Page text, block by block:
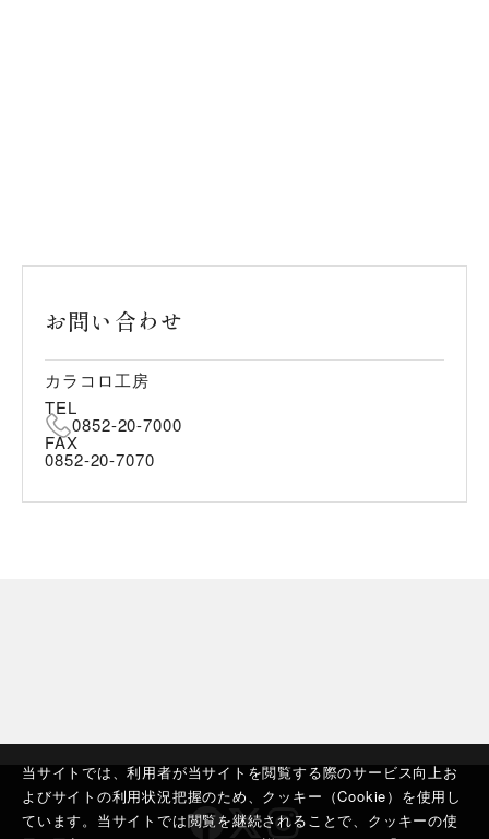
当サイトでは、利用者が当サイトを閲覧する際のサービス向上お
よびサイトの利用状況把握のため、クッキー（Cookie）を使用し
ています。当サイトでは閲覧を継続されることで、クッキーの使
お問い合わせ
カラコロ工房
TEL
0852-20-7000
FAX
0852-20-7070